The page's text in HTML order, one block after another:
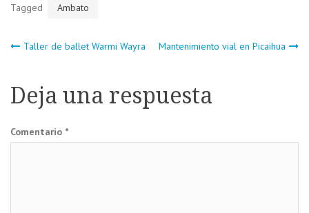
Tagged Ambato
Navegación
de
entradas
Taller de ballet Warmi Wayra Mantenimiento vial en Picaihua
Deja una respuesta
Comentario *